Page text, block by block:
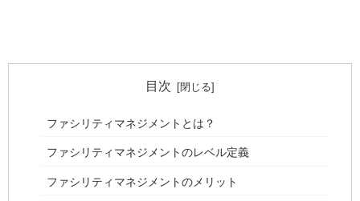
目次
ファシリティマネジメントとは？
ファシリティマネジメントのレベル定義
ファシリティマネジメントのメリット